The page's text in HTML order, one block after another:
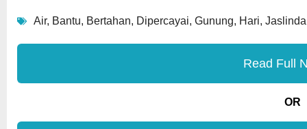
Air, Bantu, Bertahan, Dipercayai, Gunung, Hari, Jaslinda
Read Full
OR